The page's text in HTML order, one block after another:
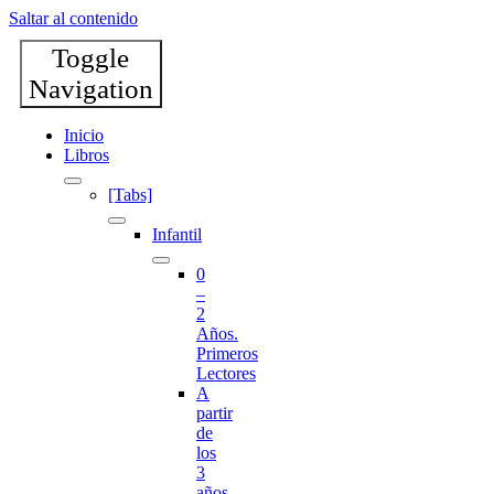
Saltar al contenido
Toggle
Navigation
Inicio
Libros
[Tabs]
Infantil
0
–
2
Años.
Primeros
Lectores
A
partir
de
los
3